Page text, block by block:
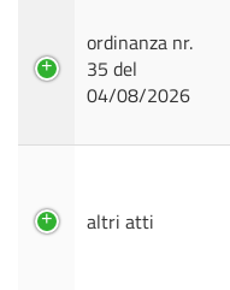
ordinanza nr.
35 del
04/08/2026
altri atti